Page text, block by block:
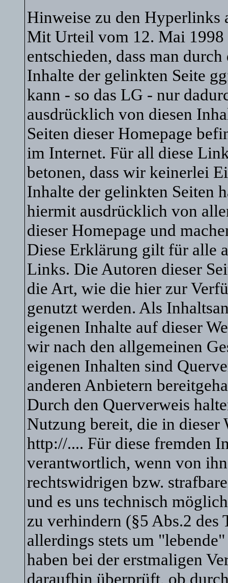
Hinweise zu den Hyperlinks
Mit Urteil vom 12. Mai 1998
entschieden, dass man
Inhalte der gelinkten Seite
kann - so das LG - nur
ausdrücklich von diesen
Seiten dieser Homepage
im Internet. Für all diese
betonen, dass wir keinerlei
Inhalte der gelinkten Seiten
hiermit ausdrücklich von
dieser Homepage und
Diese Erklärung gilt für alle
Links. Die Autoren dieser
die Art, wie die hier zur
genutzt werden. Als
eigenen Inhalte auf dieser
wir nach den allgemeinen
eigenen Inhalten sind
anderen Anbietern
Durch den Querverweis
Nutzung bereit, die in dieser
http://.... Für diese fremden
verantwortlich, wenn von
rechtswidrigen bzw.
und es uns technisch
zu verhindern (§5 Abs.2
allerdings stets um
haben bei der erstmaligen
daraufhin überprüft, ob